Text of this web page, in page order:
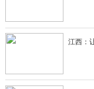
江西：